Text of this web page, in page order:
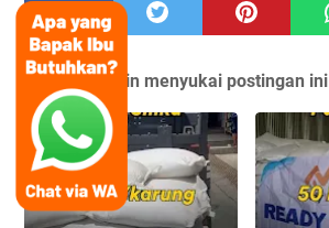
Anda mungkin menyukai postingan ini